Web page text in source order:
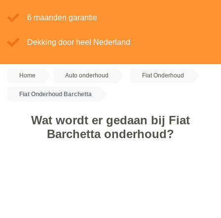
6 maanden garantie
Dekking door heel Nederland
Home Auto onderhoud Fiat Onderhoud
Fiat Onderhoud Barchetta
Wat wordt er gedaan bij Fiat
Barchetta onderhoud?